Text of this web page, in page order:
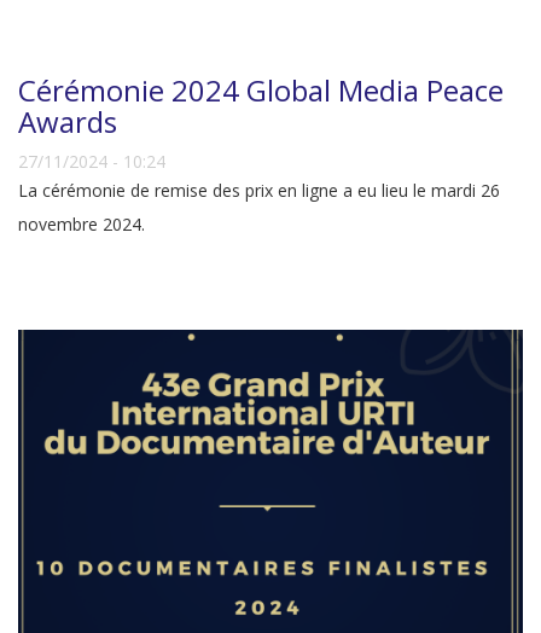
Cérémonie 2024 Global Media Peace
Awards
27/11/2024 - 10:24
La cérémonie de remise des prix en ligne a eu lieu le mardi 26
novembre 2024.